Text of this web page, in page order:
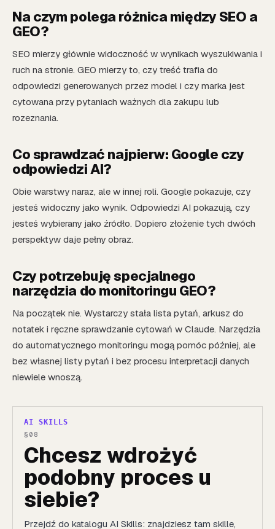
Na czym polega różnica między SEO a
GEO?
SEO mierzy głównie widoczność w wynikach wyszukiwania i
ruch na stronie. GEO mierzy to, czy treść trafia do
odpowiedzi generowanych przez model i czy marka jest
cytowana przy pytaniach ważnych dla zakupu lub
rozeznania.
Co sprawdzać najpierw: Google czy
odpowiedzi AI?
Obie warstwy naraz, ale w innej roli. Google pokazuje, czy
jesteś widoczny jako wynik. Odpowiedzi AI pokazują, czy
jesteś wybierany jako źródło. Dopiero złożenie tych dwóch
perspektyw daje pełny obraz.
Czy potrzebuję specjalnego
narzędzia do monitoringu GEO?
Na początek nie. Wystarczy stała lista pytań, arkusz do
notatek i ręczne sprawdzanie cytowań w Claude. Narzędzia
do automatycznego monitoringu mogą pomóc później, ale
bez własnej listy pytań i bez procesu interpretacji danych
niewiele wnoszą.
AI SKILLS
Chcesz wdrożyć
podobny proces u
siebie?
Przejdź do katalogu AI Skills: znajdziesz tam skille,